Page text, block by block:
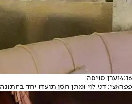
14:16ערן סויסה
פפראצי: דני לוי ומתן חסן תועדו יחד בחתונה